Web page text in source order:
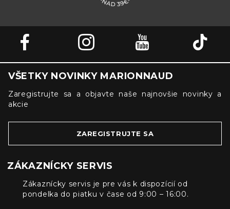
VŠETKY NOVINKY MARIONNAUD
Zaregistrujte sa a objavte naše najnovšie novinky a
akcie
ZAREGISTRUJTE SA
ZÁKAZNÍCKY SERVIS
Zákaznícky servis je pre vás k dispozícií od
pondelka do piatku v čase od 9:00 – 16:00.